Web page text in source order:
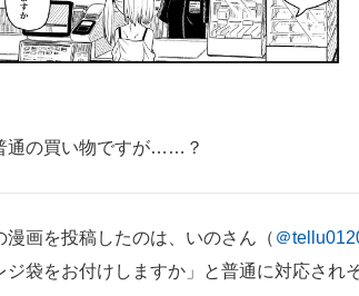
通の買い物ですが……？
画を投稿したのは、いのさん（ ＠
ジ袋をお付けしますか」と普通に対応され